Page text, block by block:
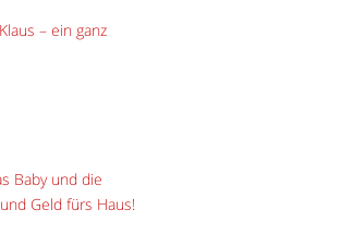
– ein ganz
Baby und die
Geld fürs Haus!